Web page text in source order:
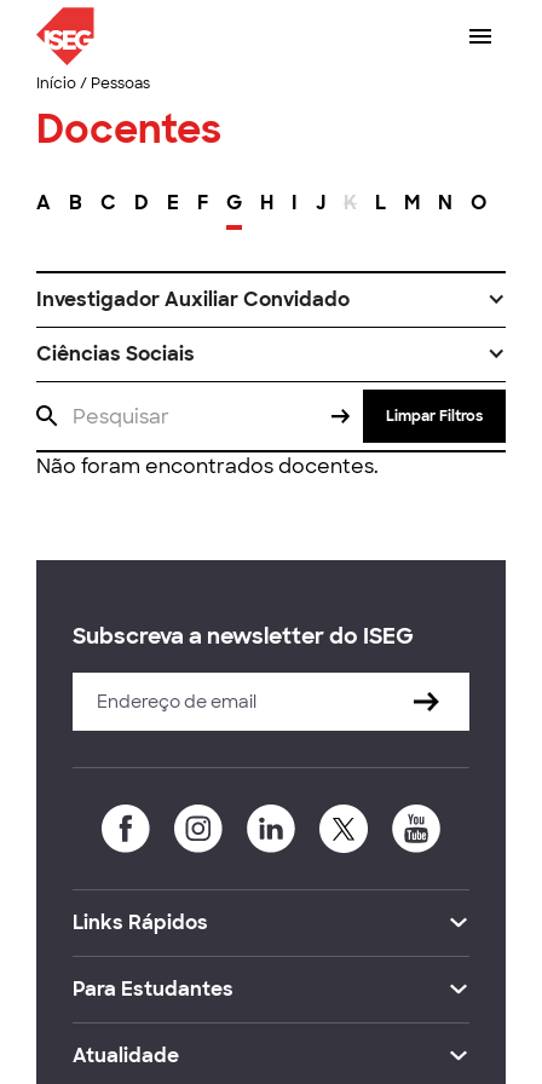
Início/ Pessoas
Docentes
A B C D E F G H I J K L M N O
Investigador Auxiliar Convidado
Ciências Sociais
Limpar Filtros
Não foram encontrados docentes.
Subscreva a newsletter do ISEG
Links Rápidos
Para Estudantes
Atualidade